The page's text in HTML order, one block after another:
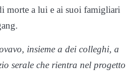
morte a lui e ai suoi famigliari
insieme a dei colleghi, a
serale che rientra nel progetto